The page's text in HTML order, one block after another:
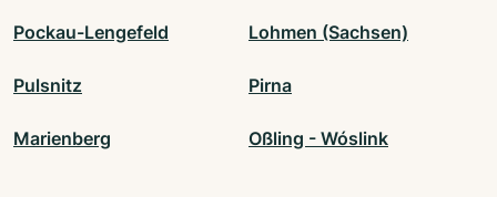
Pockau-Lengefeld Lohmen (Sachsen)
Pulsnitz Pirna
Marienberg Oßling - Wóslink